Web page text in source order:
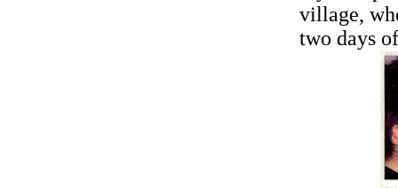
village,
two days